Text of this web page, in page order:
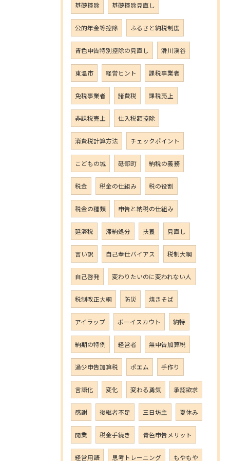
基礎控除 基礎控除見直し
公的年金等控除 ふるさと納税制度
青色申告特別控除の見直し 滑川渓谷
東温市 経営ヒント 課税事業者
免税事業者 諸費税 課税売上
非課税売上 仕入税額控除
消費税計算方法 チェックポイント
こどもの城 砥部町 納税の義務
税金 税金の仕組み 税の役割
税金の種類 申告と納税の仕組み
延滞税 滞納処分 扶養 見直し
言い訳 自己奉仕バイアス 税制大綱
自己啓発 変わりたいのに変われない人
税制改正大綱 防災 焼きそば
アイラップ ボーイスカウト 納特
納期の特例 経営者 無申告加算税
過少申告加算税 ポエム 手作り
言語化 変化 変わる勇気 承認欲求
感謝 後継者不足 三日坊主 夏休み
開業 税金手続き 青色申告メリット
経営用語 思考トレーニング もやもや